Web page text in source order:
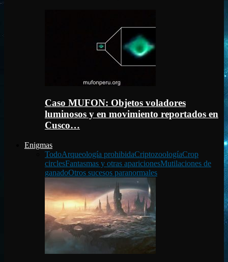
Caso MUFON: Objetos voladores
luminosos y en movimiento reportados en
Cusco…
Enigmas
TodoArqueología prohibidaCriptozoologíaCrop
circlesFantasmas y otras aparicionesMutilaciones de
ganadoOtros sucesos paranormales